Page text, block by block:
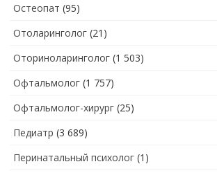
Остеопат (95)
Отоларинголог (21)
Оториноларинголог (1 503)
Офтальмолог (1 757)
Офтальмолог-хирург (25)
Педиатр (3 689)
Перинатальный психолог (1)